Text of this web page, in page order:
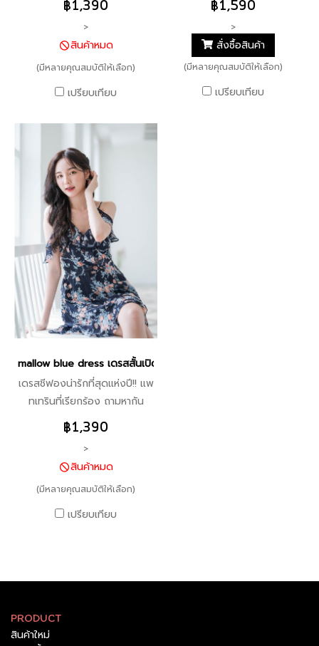
เนื้อผ้าสัมผัสถึงความเบาสบาย
น่ารักมากกก ดีไซน์เสื้อแต่ง
ระบายเว้าหลังเต็ม อวดความหรู
ดูเซ็กซี่เล็กๆ ซับในทั้งตัว ซิปข้าง
เอวสูง ด้านหลับออกแบบยางยืด
เปรี้ยวเข็ดฟันที่สุด ตามแบบฉบับ
สาว ICYICY แน่นอน แม่การันตี
ความเริ่ด!!
฿1,390
>
สินค้าหมด
(มีหลายคุณสมบัติให้เลือก)
เปรียบเทียบ
หวาน กับผ้าพิมพ์ลายเอกลักษณ์
เฉพาะ ICYICY แขนพองน้อยๆ
จั้มปลายแขนแต่งกระดุมปั๊ม ด้าน
หลังเว้า เชือกผูกเกร๋ๆ ซิปหลัง
เอวสูง ซับในทั้งตัว พร้อมแต่ง
฿1,590
>
สั่งซื้อสินค้า
(มีหลายคุณสมบัติให้เลือก)
เปรียบเทียบ
mallow blue dress เดรสสั้นเปิดไหล่ชีฟองลายดอก - สีกรมท่า
เดรสชีฟองน่ารักที่สุดแห่งปี!! แพ
ทเทรินที่เรียกร้อง ถามหากัน
อย่างล้นหลาม จัดให้ตามคำขอ
กับงานตัด icyicy สุดคิ้ว สีใหม่!!
ผ้าลายฟลอรัล สีเข้ม ผ้าสั่งทอ
พิเศษ ตัดชุดอะไรก็สวยดูดีที่สุด
เนื้อผ้าชีฟองเบาสบายที่สุด กิม
มิคผ้าพิมพ์ลายดอกแซมดิ้นเงิน
ทะเลก็เริ่ด เป็นไอเท่มที่ต้องมีไว้
฿1,390
>
สินค้าหมด
(มีหลายคุณสมบัติให้เลือก)
เปรียบเทียบ
PRODUCT
สินค้าใหม่